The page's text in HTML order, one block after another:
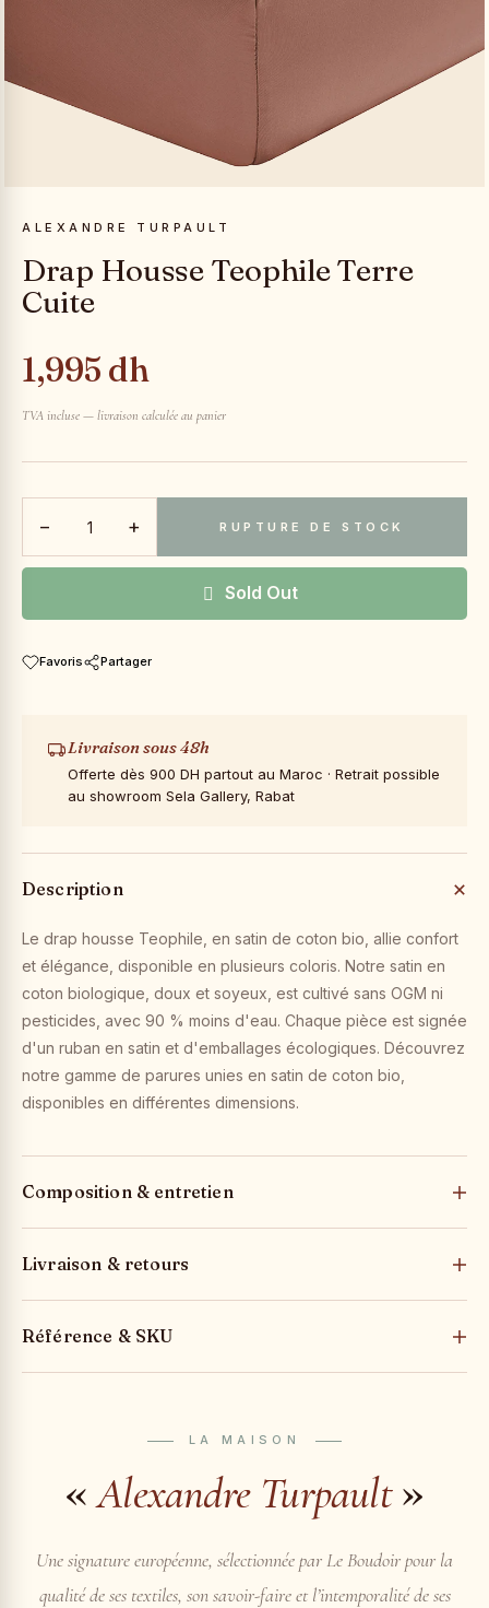
ALEXANDRE TURPAULT
Drap Housse Teophile Terre
Cuite
1,995 dh
TVA incluse — livraison calculée au panier
− + RUPTURE DE STOCK
Sold Out
Favoris Partager
Livraison sous 48h
Offerte dès 900 DH partout au Maroc · Retrait possible
au showroom Sela Gallery, Rabat
Description
Le drap housse Teophile, en satin de coton bio, allie confort
et élégance, disponible en plusieurs coloris. Notre satin en
coton biologique, doux et soyeux, est cultivé sans OGM ni
pesticides, avec 90 % moins d'eau. Chaque pièce est signée
d'un ruban en satin et d'emballages écologiques. Découvrez
notre gamme de parures unies en satin de coton bio,
disponibles en différentes dimensions.
Composition & entretien
Livraison & retours
Référence & SKU
LA MAISON
«Alexandre Turpault»
Une signature européenne, sélectionnée par Le Boudoir pour la
qualité de ses textiles, son savoir-faire et l’intemporalité de ses